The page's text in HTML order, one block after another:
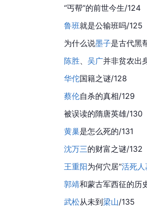
“丐帮”的前世今生/124
鲁班就是公输班吗/125
为什么说墨子是古代黑
陈胜
吴广并非贫农出
华佗国籍之谜/128
蔡伦自杀的真相/129
被误读的隋唐英雄/130
黄巢是怎么死的/131
沈万三的财富之谜/132
王重阳为何穴居“活死人
郭靖和蒙古军西征的历
武松从未到梁山/135